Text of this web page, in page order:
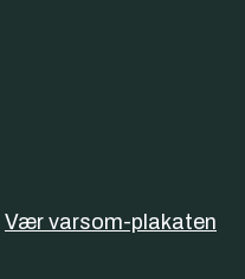
Vær varsom-plakaten